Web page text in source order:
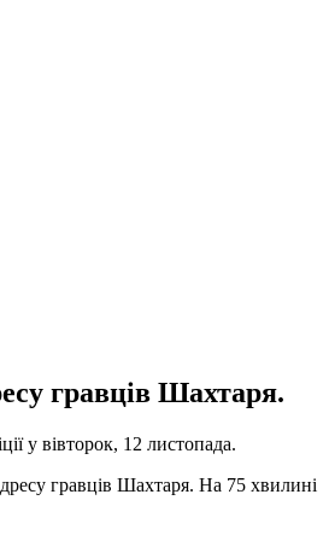
гравців Шахтаря.
у вівторок, 12 листопада.
гравців Шахтаря. На 75 хвилині